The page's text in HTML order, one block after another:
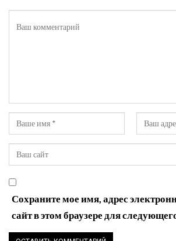
Сохраните мое имя, адрес
сайт в этом браузере для